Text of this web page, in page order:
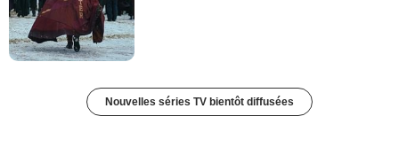
Nouvelles séries TV bientôt diffusées